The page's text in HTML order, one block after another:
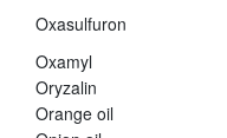
Oxasulfuron
Oxamyl
Oryzalin
Orange oil